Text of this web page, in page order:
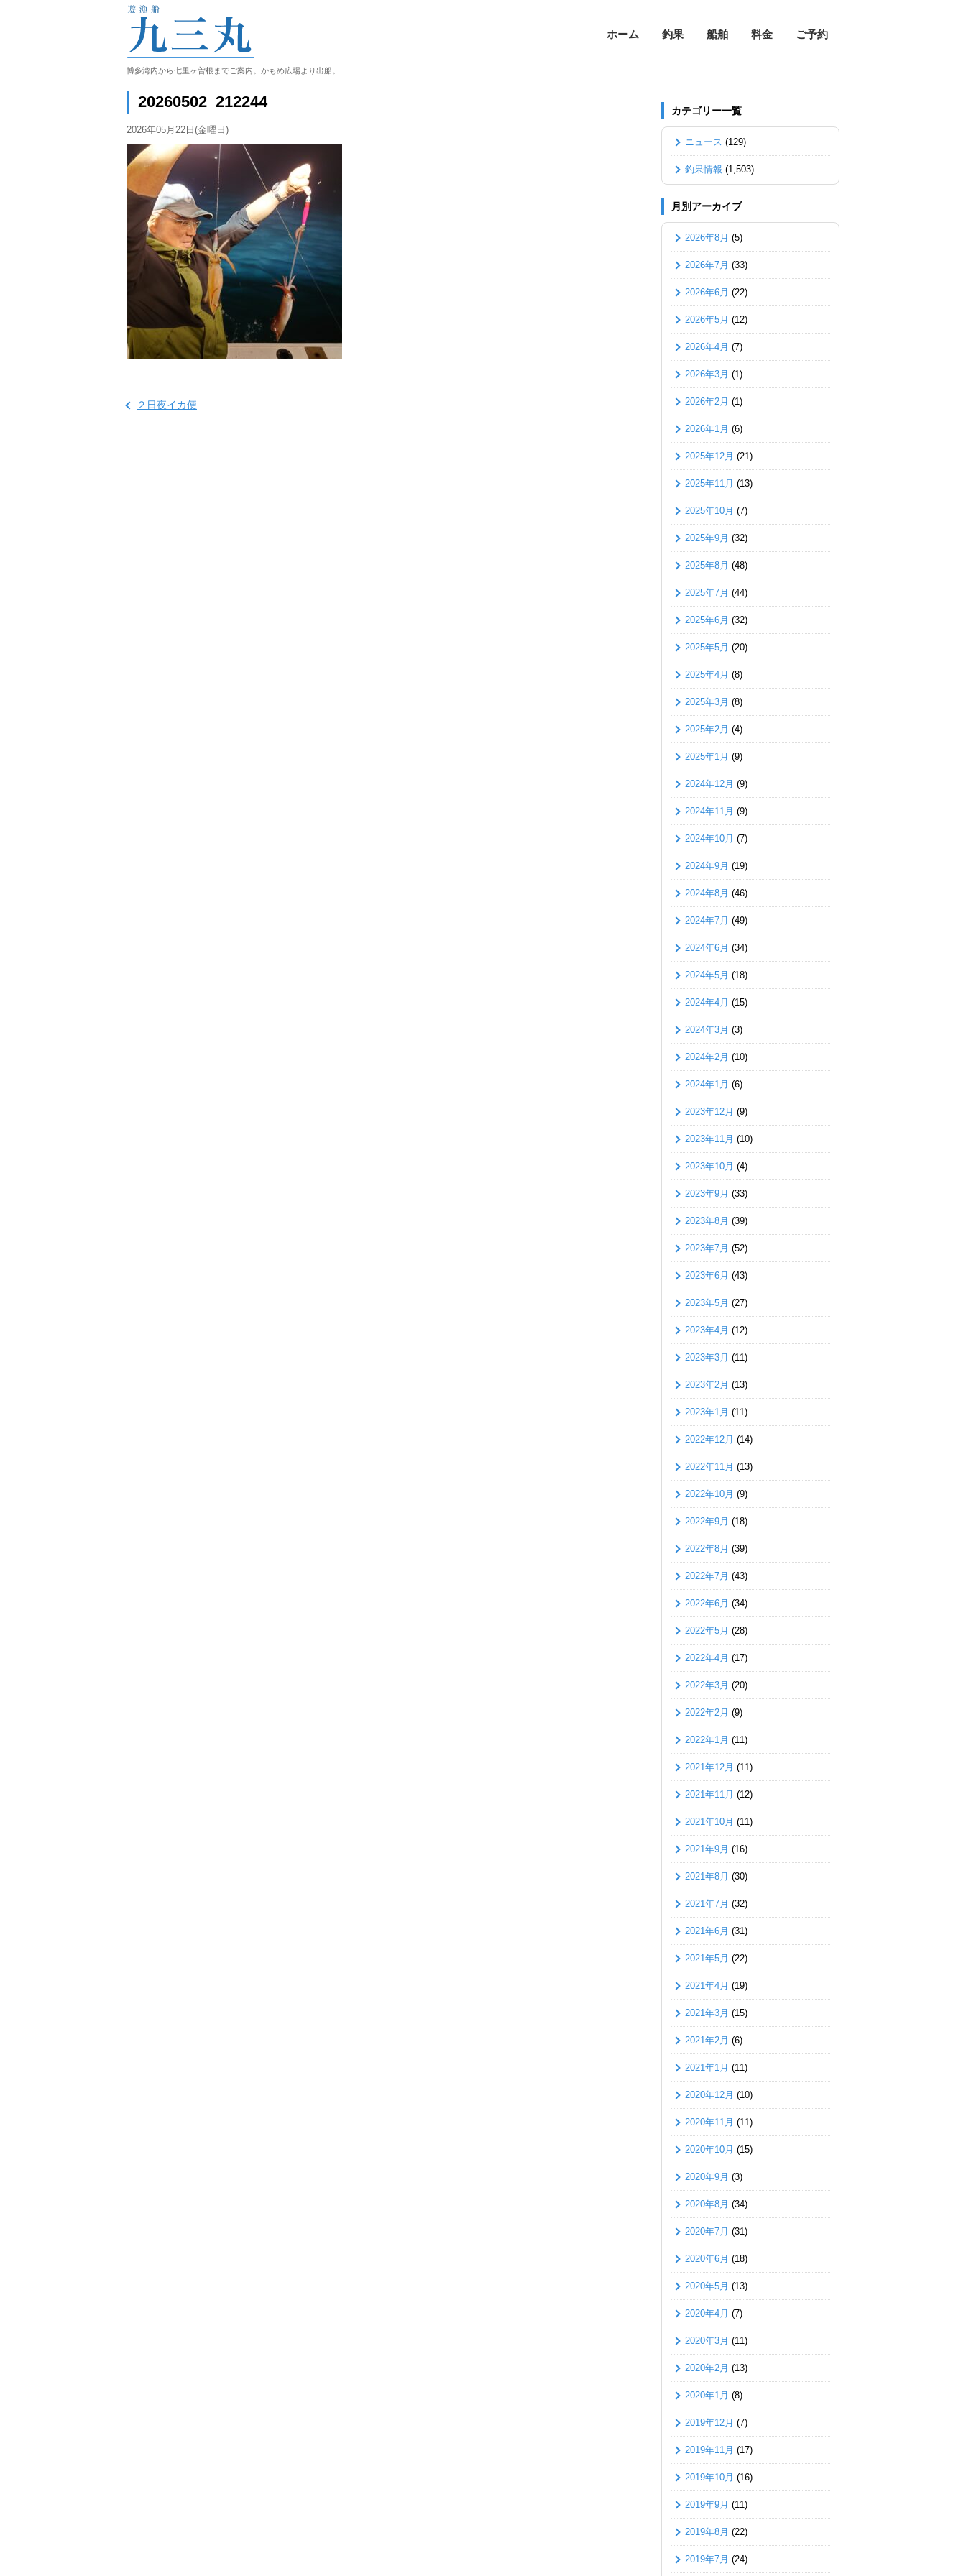
博多湾内から七里ヶ曽根までご案内。かもめ広場より出船。
ホーム 釣果 船舶 料金 ご予約
20260502_212244
2026年05月22日(金曜日)
２日夜イカ便
カテゴリー一覧
ニュース (129)
釣果情報 (1,503)
月別アーカイブ
2026年8月 (5)
2026年7月 (33)
2026年6月 (22)
2026年5月 (12)
2026年4月 (7)
2026年3月 (1)
2026年2月 (1)
2026年1月 (6)
2025年12月 (21)
2025年11月 (13)
2025年10月 (7)
2025年9月 (32)
2025年8月 (48)
2025年7月 (44)
2025年6月 (32)
2025年5月 (20)
2025年4月 (8)
2025年3月 (8)
2025年2月 (4)
2025年1月 (9)
2024年12月 (9)
2024年11月 (9)
2024年10月 (7)
2024年9月 (19)
2024年8月 (46)
2024年7月 (49)
2024年6月 (34)
2024年5月 (18)
2024年4月 (15)
2024年3月 (3)
2024年2月 (10)
2024年1月 (6)
2023年12月 (9)
2023年11月 (10)
2023年10月 (4)
2023年9月 (33)
2023年8月 (39)
2023年7月 (52)
2023年6月 (43)
2023年5月 (27)
2023年4月 (12)
2023年3月 (11)
2023年2月 (13)
2023年1月 (11)
2022年12月 (14)
2022年11月 (13)
2022年10月 (9)
2022年9月 (18)
2022年8月 (39)
2022年7月 (43)
2022年6月 (34)
2022年5月 (28)
2022年4月 (17)
2022年3月 (20)
2022年2月 (9)
2022年1月 (11)
2021年12月 (11)
2021年11月 (12)
2021年10月 (11)
2021年9月 (16)
2021年8月 (30)
2021年7月 (32)
2021年6月 (31)
2021年5月 (22)
2021年4月 (19)
2021年3月 (15)
2021年2月 (6)
2021年1月 (11)
2020年12月 (10)
2020年11月 (11)
2020年10月 (15)
2020年9月 (3)
2020年8月 (34)
2020年7月 (31)
2020年6月 (18)
2020年5月 (13)
2020年4月 (7)
2020年3月 (11)
2020年2月 (13)
2020年1月 (8)
2019年12月 (7)
2019年11月 (17)
2019年10月 (16)
2019年9月 (11)
2019年8月 (22)
2019年7月 (24)